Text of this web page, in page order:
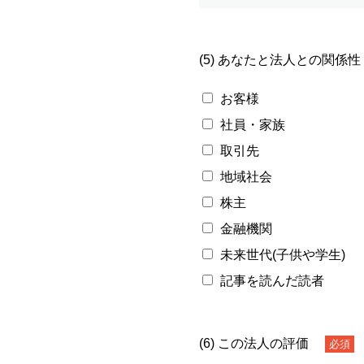
(5) あなたと法人との関係性
お客様
社員・家族
取引先
地域社会
株主
金融機関
未来世代(子供や学生)
記事を読んだ読者
(6) この法人の評価 必須